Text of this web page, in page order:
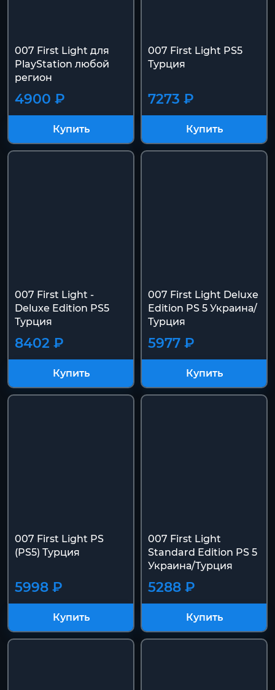
007 First Light для
PlayStation любой
регион
4900 ₽
Купить
007 First Light PS5
Турция
7273 ₽
Купить
007 First Light -
Deluxe Edition PS5
Турция
8402 ₽
Купить
007 First Light Deluxe
Edition PS 5 Украина/
Турция
5977 ₽
Купить
007 First Light PS
(PS5) Турция
5998 ₽
Купить
007 First Light
Standard Edition PS 5
Украина/Турция
5288 ₽
Купить